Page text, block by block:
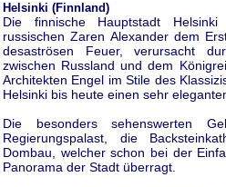
Helsinki (Finnland)
Die finnische Hauptstadt
russischen Zaren Alexander dem
desaströsen Feuer, verursacht
zwischen Russland und dem
Architekten Engel im Stile des
Helsinki bis heute einen sehr
Die besonders sehenswerten
Regierungspalast, die
Dombau, welcher schon bei der
Panorama der Stadt überragt.